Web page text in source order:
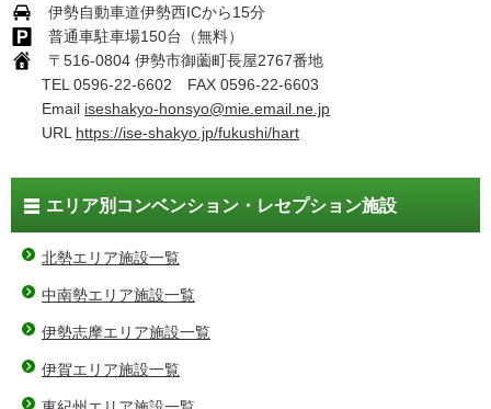
伊勢自動車道伊勢西ICから15分
普通車駐車場150台（無料）
〒516-0804 伊勢市御薗町長屋2767番地
TEL 0596-22-6602 FAX 0596-22-6603
Email iseshakyo-honsyo@mie.email.ne.jp
URL https://ise-shakyo.jp/fukushi/hart
エリア別コンベンション・レセプション施設
北勢エリア施設一覧
中南勢エリア施設一覧
伊勢志摩エリア施設一覧
伊賀エリア施設一覧